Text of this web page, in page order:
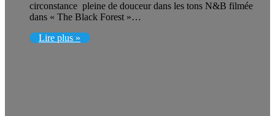
circonstance pleine de douceur dans les tons N&B filmée
dans « The Black Forest »…
Lire plus »